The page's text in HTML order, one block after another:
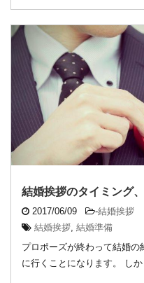
結婚挨拶のタイミング
2017/06/09 -結婚挨拶
結婚挨拶 結婚準備
プロポーズが終わって結婚
に行くことになります。 しか